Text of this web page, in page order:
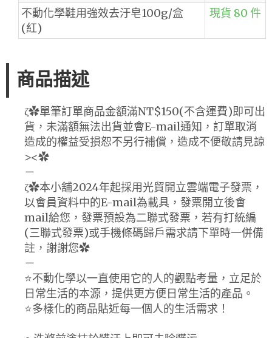
不動化學鞋用強效去汙皂100g/盒
(紅)
現貨 80 件
商品描述
ζ✿單筆訂單商品金額滿NT$150(不含運費)即可出
貨，未滿額無法出貨並會E-mail通知，訂單取消
造成的權益受損恕不另行補償，造成不便敬請見諒
><✿
－
ζ✿本小舖2024年起採用光貿開立雲端電子發票，
以會員資料中的E-mail為載具，發票開立後會
mail給您，發票預設為二聯式發票，若有打統編
(三聯式發票)或手機條碼歸戶需求請下單時一併備
註，謝謝您✿
－
⭐️不動化學以一直使用它的人的觀點考量，立足於
日常生活的本源，提供更方便日常生活的產品。
⭐️多樣化的商品貼近每一個人的生活需求！